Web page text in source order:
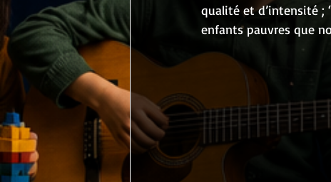
qualité et d’intensité ;
enfants pauvres que